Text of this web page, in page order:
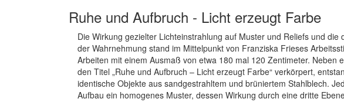
Ruhe und Aufbruch - Licht erzeugt Farbe
Die Wirkung gezielter Lichteinstrahlung auf Muster und Reliefs und
der Wahrnehmung stand im Mittelpunkt von Franziska Frieses
Arbeiten mit einem Ausmaß von etwa 180 mal 120 Zentimeter. Neben
den Titel „Ruhe und Aufbruch – Licht erzeugt Farbe“ verkörpert,
identische Objekte aus sandgestrahltem und brüniertem Stahlblech.
Aufbau ein homogenes Muster, dessen Wirkung durch eine dritte